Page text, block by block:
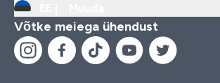
Võtke meiega ühendust